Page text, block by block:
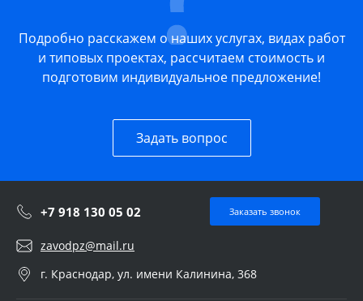
Подробно расскажем о наших услугах, видах работ
и типовых проектах, рассчитаем стоимость и
подготовим индивидуальное предложение!
Задать вопрос
+7 918 130 05 02 Заказать звонок
zavodpz@mail.ru
г. Краснодар, ул. имени Калинина, 368